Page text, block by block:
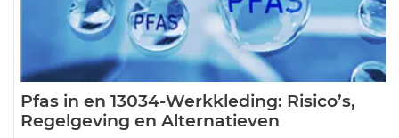
Pfas in en 13034-Werkkleding: Risico’s,
Regelgeving en Alternatieven